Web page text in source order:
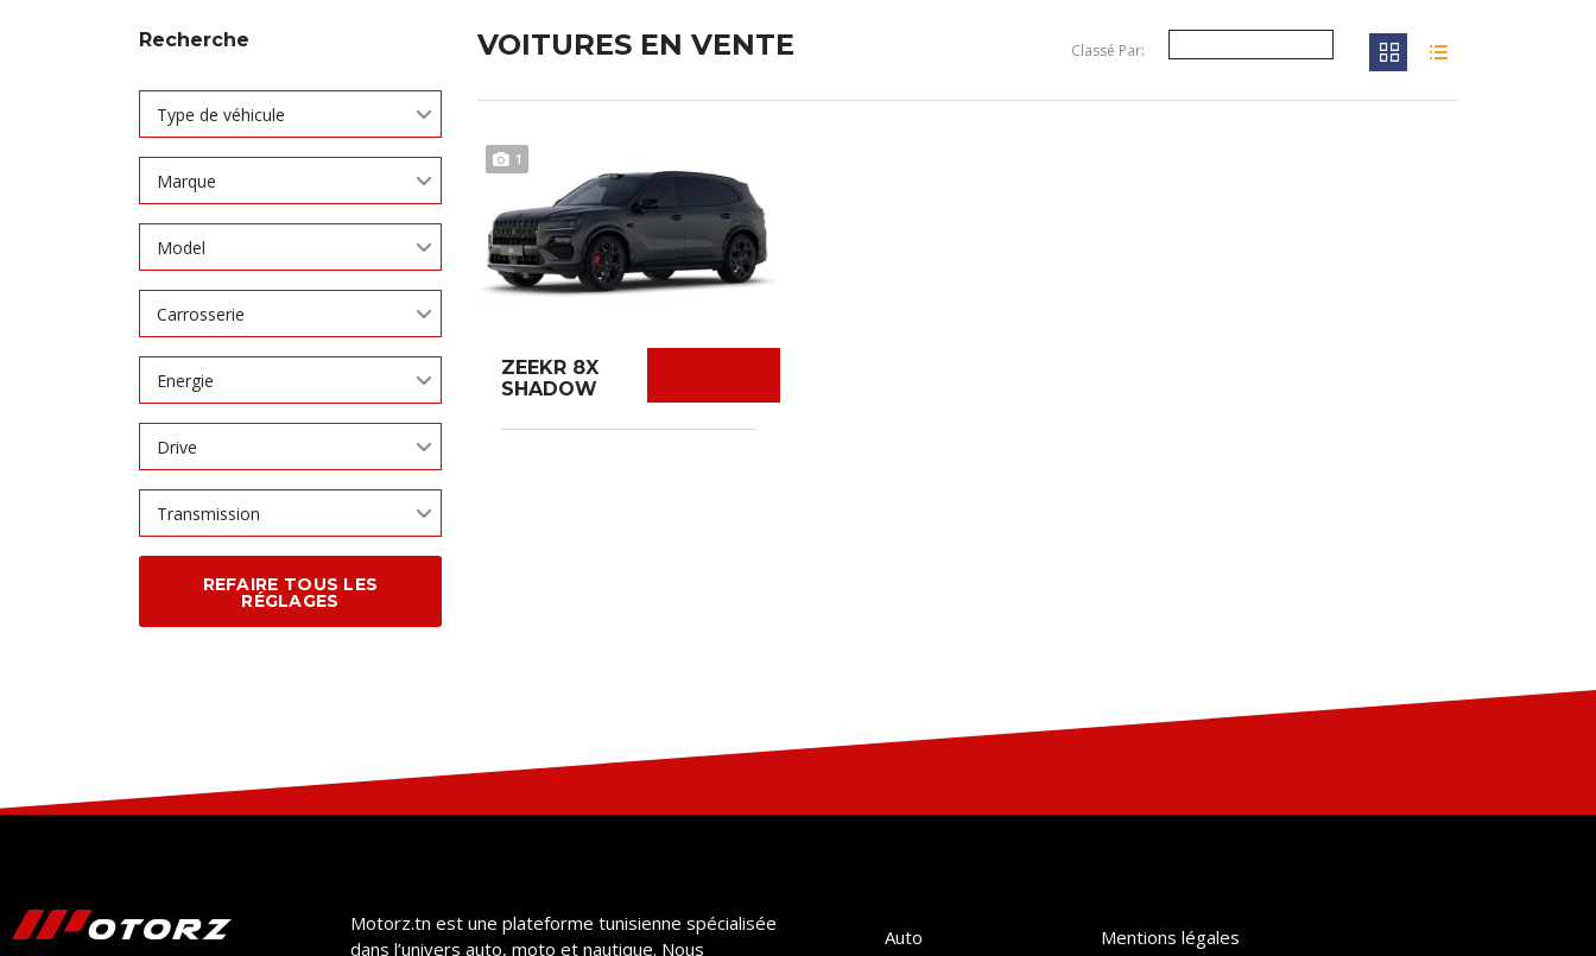
Recherche
Type de véhicule
Marque
Model
Carrosserie
Energie
Drive
Transmission
REFAIRE TOUS LES
RÉGLAGES
VOITURES EN VENTE Classé Par:
1
ZEEKR 8X
SHADOW
Motorz.tn est une plateforme tunisienne spécialisée
dans l’univers auto, moto et nautique. Nous
Auto Mentions légales